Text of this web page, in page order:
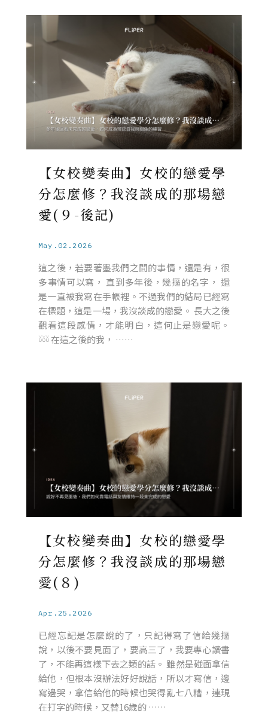
【女校變奏曲】女校的戀愛學
分怎麼修？我沒談成的那場戀
愛(９-後記)
May.02.2026
這之後，若要著墨我們之間的事情，還是有，很
多事情可以寫， 直到多年後，幾摳的名字， 還
是一直被我寫在手帳裡。不過我們的結局已經寫
在標題，這是一場，我沒談成的戀愛。 長大之後
觀看這段感情，才能明白，這何止是戀愛呢。
𓍱𓍱𓍱 在這之後的我， ……
【女校變奏曲】女校的戀愛學
分怎麼修？我沒談成的那場戀
愛(８)
Apr.25.2026
已經忘記是怎麼說的了，只記得寫了信給幾摳
說，以後不要見面了，要高三了，我要專心讀書
了，不能再這樣下去之類的話。 雖然是碰面拿信
給他，但根本沒辦法好好說話，所以才寫信，邊
寫邊哭，拿信給他的時候也哭得亂七八糟，連現
在打字的時候，又替16歲的 ……